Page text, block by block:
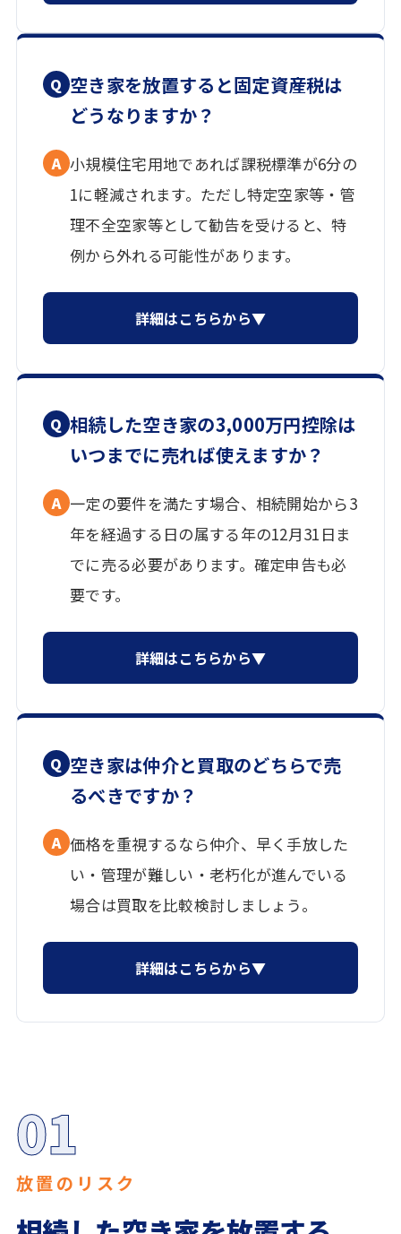
Q 空き家を放置すると固定資産税は
どうなりますか？
A 小規模住宅用地であれば課税標準が6分の
1に軽減されます。ただし特定空家等・管
理不全空家等として勧告を受けると、特
例から外れる可能性があります。
詳細はこちらから▼
Q 相続した空き家の3,000万円控除は
いつまでに売れば使えますか？
A 一定の要件を満たす場合、相続開始から3
年を経過する日の属する年の12月31日ま
でに売る必要があります。確定申告も必
要です。
詳細はこちらから▼
Q 空き家は仲介と買取のどちらで売
るべきですか？
A 価格を重視するなら仲介、早く手放した
い・管理が難しい・老朽化が進んでいる
場合は買取を比較検討しましょう。
詳細はこちらから▼
01
放置のリスク